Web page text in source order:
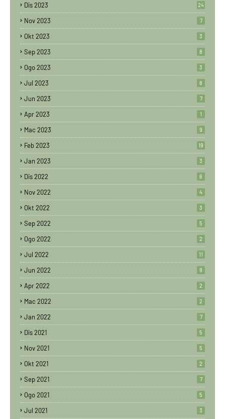
Dis 2023 24
Nov 2023 7
Okt 2023 3
Sep 2023 8
Ogo 2023 3
Jul 2023 8
Jun 2023 7
Apr 2023 1
Mac 2023 9
Feb 2023 19
Jan 2023 3
Dis 2022 6
Nov 2022 4
Okt 2022 3
Sep 2022 5
Ogo 2022 2
Jul 2022 11
Jun 2022 9
Apr 2022 2
Mac 2022 2
Jan 2022 7
Dis 2021 5
Nov 2021 5
Okt 2021 2
Sep 2021 7
Ogo 2021 5
Jul 2021 3